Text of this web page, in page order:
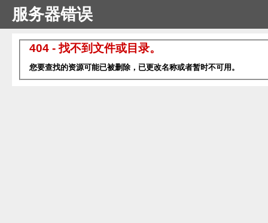
服务器错误
404 - 找不到文件或目录。
您要查找的资源可能已被删除，已更改名称或者暂时不可用。